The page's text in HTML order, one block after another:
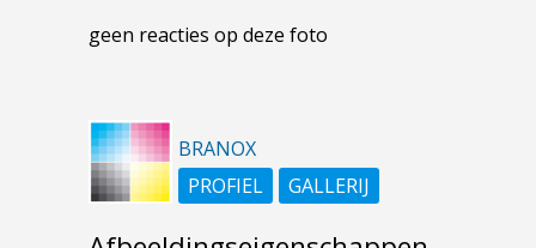
geen reacties op deze foto
BRANOX
PROFIEL
GALLERIJ